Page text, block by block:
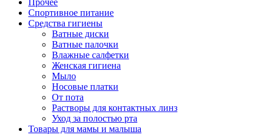
Прочее
Спортивное питание
Средства гигиены
Ватные диски
Ватные палочки
Влажные салфетки
Женская гигиена
Мыло
Носовые платки
От пота
Растворы для контактных линз
Уход за полостью рта
Товары для мамы и малыша